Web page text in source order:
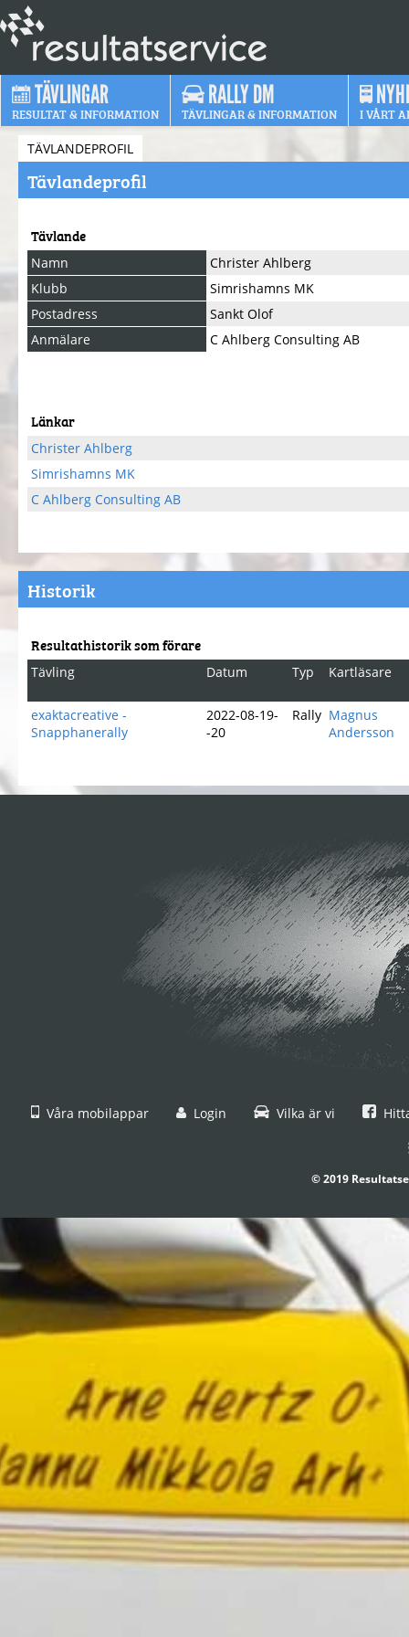
TÄVLINGAR
RESULTAT & INFORMATION
RALLY DM
TÄVLINGAR & INFORMATION I VÅRT
TÄVLANDEPROFIL
Tävlandeprofil
Tävlande
Namn
Christer Ahlberg
Klubb
Simrishamns MK
Postadress
Sankt Olof
Anmälare
C Ahlberg Consulting AB
Länkar
Christer Ahlberg
Simrishamns MK
C Ahlberg Consulting AB
Historik
Resultathistorik som förare
Tävling Datum Typ Kartläsare
exaktacreative -
Snapphanerally
2022-08-19-
-20
Rally Magnus
Andersson
Våra mobilappar Login Vilka är vi
© 2019